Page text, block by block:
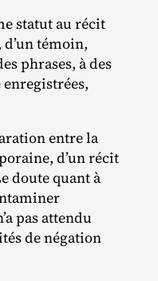
statut au récit
témoin,
phrases, à des
entre la
d’un récit
doute quant à
pas attendu
de négation